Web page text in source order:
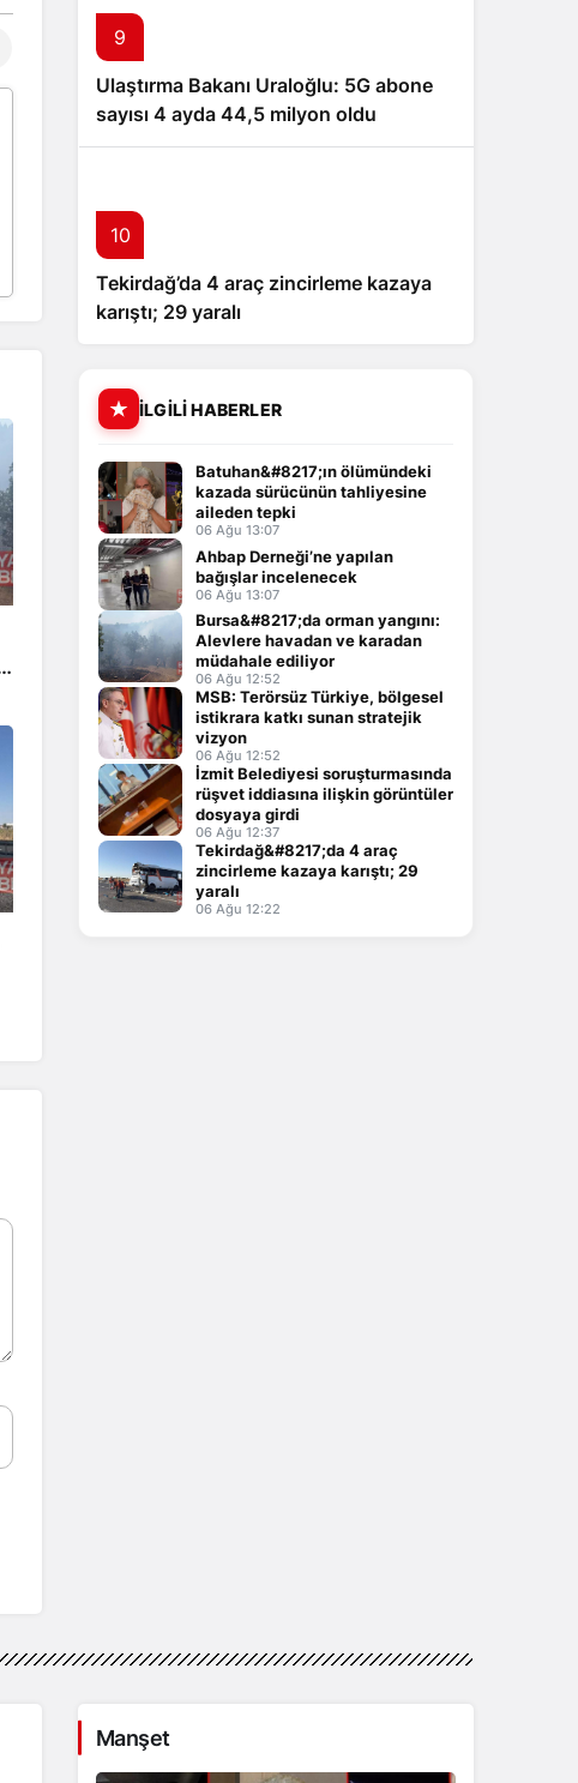
9
Ulaştırma Bakanı Uraloğlu: 5G abone
sayısı 4 ayda 44,5 milyon oldu
10
Tekirdağ’da 4 araç zincirleme kazaya
karıştı; 29 yaralı
İLGILI HABERLER
Batuhan&#8217;ın ölümündeki
kazada sürücünün tahliyesine
aileden tepki
06 Ağu 13:07
Ahbap Derneği’ne yapılan
bağışlar incelenecek
06 Ağu 13:07
Bursa&#8217;da orman yangını:
Alevlere havadan ve karadan
müdahale ediliyor
06 Ağu 12:52
MSB: Terörsüz Türkiye, bölgesel
istikrara katkı sunan stratejik
vizyon
06 Ağu 12:52
İzmit Belediyesi soruşturmasında
rüşvet iddiasına ilişkin görüntüler
dosyaya girdi
06 Ağu 12:37
Tekirdağ&#8217;da 4 araç
zincirleme kazaya karıştı; 29
yaralı
06 Ağu 12:22
Manşet